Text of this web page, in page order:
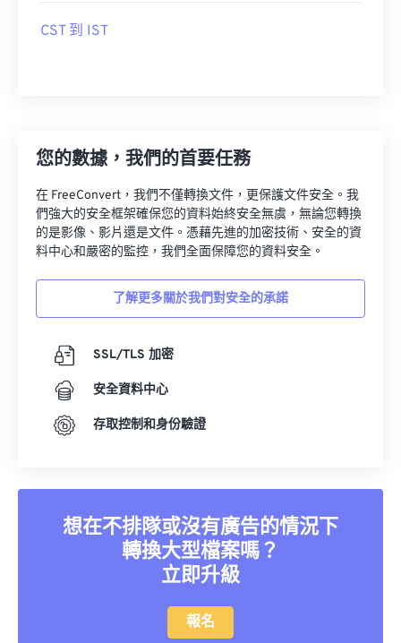
CST 到 IST
您的數據，我們的首要任務
在 FreeConvert，我們不僅轉換文件，更保護文件安全。我
們強大的安全框架確保您的資料始終安全無虞，無論您轉換
的是影像、影片還是文件。憑藉先進的加密技術、安全的資
料中心和嚴密的監控，我們全面保障您的資料安全。
了解更多關於我們對安全的承諾
SSL/TLS 加密
安全資料中心
存取控制和身份驗證
想在不排隊或沒有廣告的情況下
轉換大型檔案嗎？
立即升級
報名